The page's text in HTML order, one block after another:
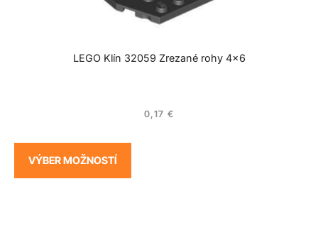
LEGO Klín 32059 Zrezané rohy 4×6
0,17 €
VÝBER MOŽNOSTÍ